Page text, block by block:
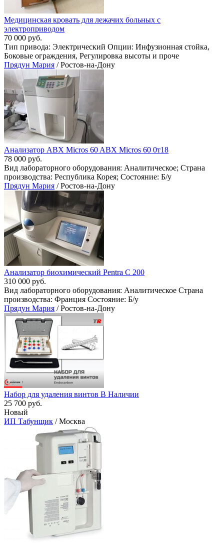
Медицинская кровать для лежачих больных с
электроприводом
70 000 руб.
Тип привода: Электрический Опции: Инфузионная стойка,
Боковые ограждения, Регулировка высоты и проче
Прядун Мария / Ростов-на-Дону
Анализатор ABX Micros 60 ABX Micros 60 0т18
78 000 руб.
Вид лабораторного оборудования: Аналитическое; Страна
производства: Республика Корея; Состояние: Б/у
Прядун Мария / Ростов-на-Дону
Анализатор биохимический Pentra С 200
310 000 руб.
Вид лабораторного оборудования: Аналитическое Страна
производства: Франция Состояние: Б/у
Прядун Мария / Ростов-на-Дону
Набор для удаления винтов В Наличии
25 700 руб.
Новый
ИП Табунщик / Москва